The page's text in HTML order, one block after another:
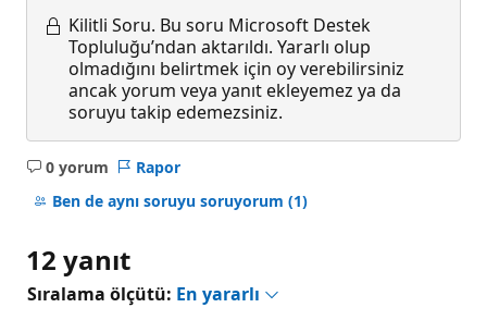
Kilitli Soru. Bu soru Microsoft Destek
Topluluğu’ndan aktarıldı. Yararlı olup
olmadığını belirtmek için oy verebilirsiniz
ancak yorum veya yanıt ekleyemez ya da
soruyu takip edemezsiniz.
0 yorum
Açıklama
yok
Rapor
Ben de aynı soruyu soruyorum (1)
12 yanıt
Sıralama ölçütü: En yararlı